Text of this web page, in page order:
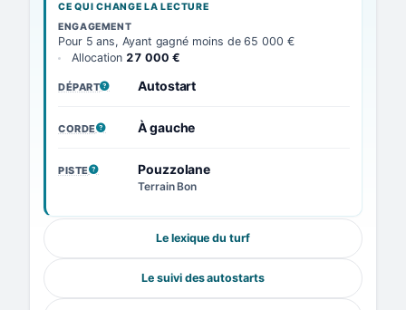
CE QUI CHANGE LA LECTURE
ENGAGEMENT
Pour 5 ans, Ayant gagné moins de 65 000 €
Allocation 27 000 €
DÉPART
, VOIR LA DÉFINITIONAutostart
CORDE
, VOIR LA DÉFINITION
À gauche
PISTE
, VOIR LA DÉFINITIONPouzzolane
Terrain Bon
Le lexique du turf
Le suivi des autostarts